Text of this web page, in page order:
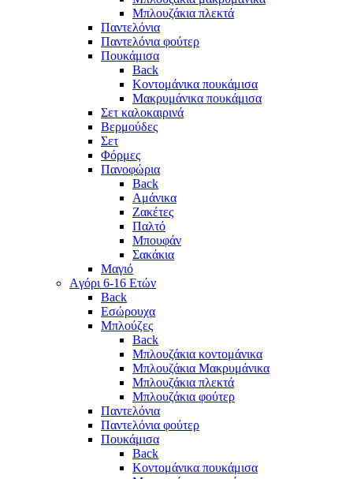
Μπλουζάκια πλεκτά
Παντελόνια
Παντελόνια φούτερ
Πουκάμισα
Back
Κοντομάνικα πουκάμισα
Μακρυμάνικα πουκάμισα
Σετ καλοκαιρινά
Βερμούδες
Σετ
Φόρμες
Πανοφώρια
Back
Αμάνικα
Ζακέτες
Παλτό
Μπουφάν
Σακάκια
Μαγιό
Aγόρι 6-16 Ετών
Back
Eσώρουχα
Μπλούζες
Back
Μπλουζάκια κοντομάνικα
Μπλουζάκια Μακρυμάνικα
Μπλουζάκια πλεκτά
Μπλουζάκια φούτερ
Παντελόνια
Παντελόνια φούτερ
Πουκάμισα
Back
Κοντομάνικα πουκάμισα